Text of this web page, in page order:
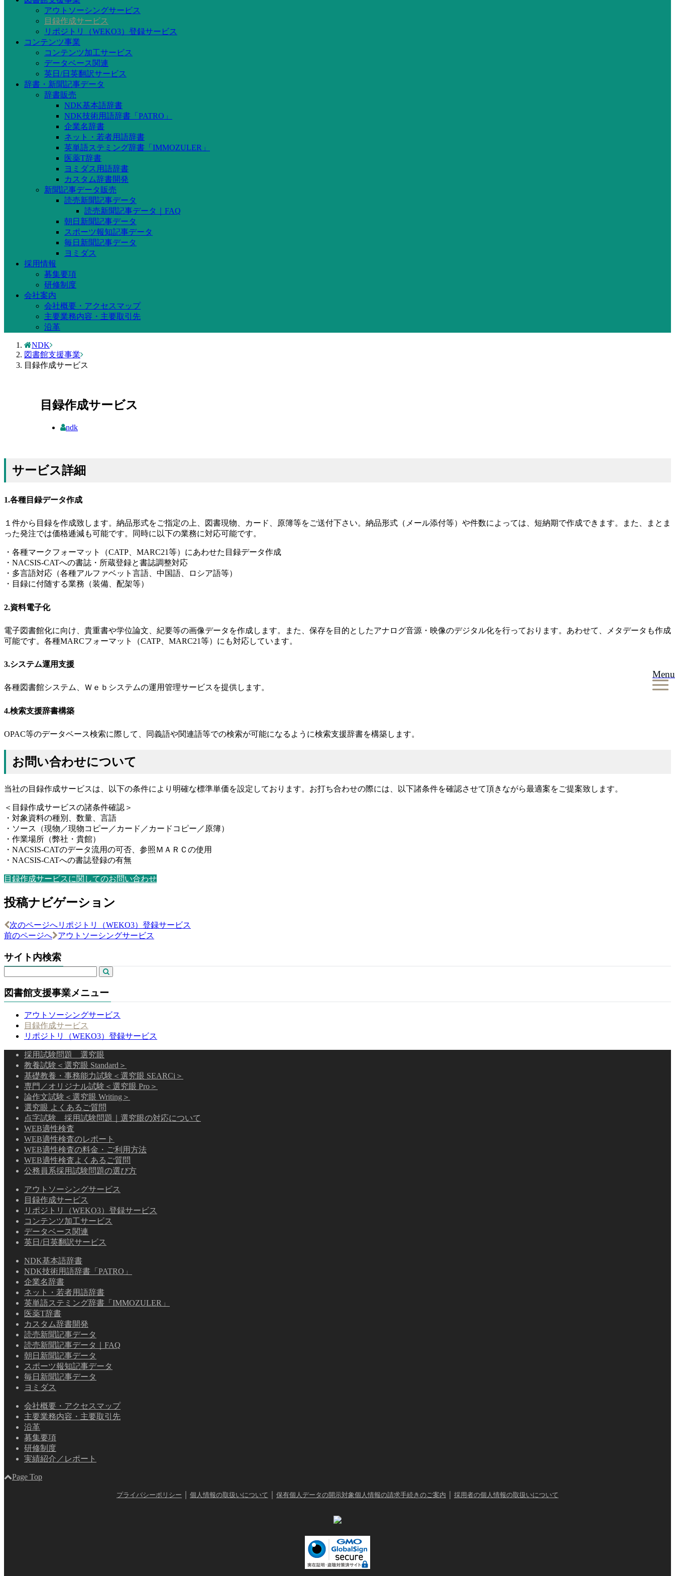
Menu
アウトソーシングサービス
目録作成サービス
リポジトリ（WEKO3）登録サービス
コンテンツ事業
コンテンツ加工サービス
データベース関連
英日/日英翻訳サービス
辞書・新聞記事データ
辞書販売
NDK基本語辞書
NDK技術用語辞書「PATRO」
企業名辞書
ネット・若者用語辞書
英単語ステミング辞書「IMMOZULER」
医薬T辞書
ヨミダス用語辞書
カスタム辞書開発
新聞記事データ販売
読売新聞記事データ
読売新聞記事データ｜FAQ
朝日新聞記事データ
スポーツ報知記事データ
毎日新聞記事データ
ヨミダス
採用情報
募集要項
研修制度
会社案内
会社概要・アクセスマップ
主要業務内容・主要取引先
沿革
NDK
図書館支援事業
目録作成サービス
目録作成サービス
ndk
サービス詳細
1.各種目録データ作成
１件から目録を作成致します。納品形式をご指定の上、図書現物、カード、原簿等をご送付下さい。納品形式（メール添付等）や件数によっては、短納期で作成できます。また、まとま
った発注では価格逓減も可能です。同時に以下の業務に対応可能です。
・各種マークフォーマット（CATP、MARC21等）にあわせた目録データ作成
・NACSIS-CATへの書誌・所蔵登録と書誌調整対応
・多言語対応（各種アルファベット言語、中国語、ロシア語等）
・目録に付随する業務（装備、配架等）
2.資料電子化
電子図書館化に向け、貴重書や学位論文、紀要等の画像データを作成します。また、保存を目的としたアナログ音源・映像のデジタル化を行っております。あわせて、メタデータも作成
可能です。各種MARCフォーマット（CATP、MARC21等）にも対応しています。
3.システム運用支援
各種図書館システム、Ｗｅｂシステムの運用管理サービスを提供します。
4.検索支援辞書構築
OPAC等のデータベース検索に際して、同義語や関連語等での検索が可能になるように検索支援辞書を構築します。
お問い合わせについて
当社の目録作成サービスは、以下の条件により明確な標準単価を設定しております。お打ち合わせの際には、以下諸条件を確認させて頂きながら最適案をご提案致します。
＜目録作成サービスの諸条件確認＞
・対象資料の種別、数量、言語
・ソース（現物／現物コピー／カード／カードコピー／原簿）
・作業場所（弊社・貴館）
・NACSIS-CATのデータ流用の可否、参照ＭＡＲＣの使用
・NACSIS-CATへの書誌登録の有無
目録作成サービスに関してのお問い合わせ
投稿ナビゲーション
次のページへリポジトリ（WEKO3）登録サービス
前のページへ
アウトソーシングサービス
サイト内検索
図書館支援事業メニュー
アウトソーシングサービス
目録作成サービス
リポジトリ（WEKO3）登録サービス
採用試験問題 選究眼
教養試験＜選究眼 Standard＞
基礎教養・事務能力試験＜選究眼 SEARCi＞
専門／オリジナル試験＜選究眼 Pro＞
論作文試験＜選究眼 Writing＞
選究眼 よくあるご質問
点字試験 採用試験問題｜選究眼の対応について
WEB適性検査
WEB適性検査のレポート
WEB適性検査の料金・ご利用方法
WEB適性検査よくあるご質問
公務員系採用試験問題の選び方
アウトソーシングサービス
目録作成サービス
リポジトリ（WEKO3）登録サービス
コンテンツ加工サービス
データベース関連
英日/日英翻訳サービス
NDK基本語辞書
NDK技術用語辞書「PATRO」
企業名辞書
ネット・若者用語辞書
英単語ステミング辞書「IMMOZULER」
医薬T辞書
カスタム辞書開発
読売新聞記事データ
読売新聞記事データ｜FAQ
朝日新聞記事データ
スポーツ報知記事データ
毎日新聞記事データ
ヨミダス
会社概要・アクセスマップ
主要業務内容・主要取引先
沿革
募集要項
研修制度
実績紹介／レポート
Page Top
プライバシーポリシー 個人情報の取扱いについて 保有個人データの開示対象個人情報の請求手続きのご案内 採用者の個人情報の取扱いについて